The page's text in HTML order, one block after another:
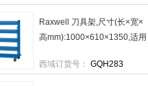
Raxwell 刀具架,尺寸(长×宽×
高mm):1000×610×1350,适用
RHWC00019 售卖规格：1台
西域订货号： GQH283